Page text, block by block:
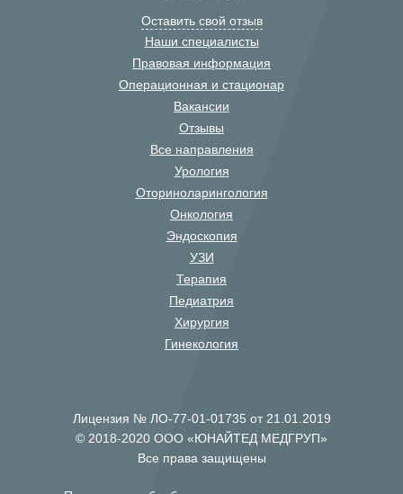
Оставить свой отзыв
Наши специалисты
Правовая информация
Операционная и стационар
Вакансии
Отзывы
Все направления
Урология
Оториноларингология
Онкология
Эндоскопия
УЗИ
Терапия
Педиатрия
Хирургия
Гинекология
Лицензия № ЛО-77-01-01735 от 21.01.2019
© 2018-2020 ООО «ЮНАЙТЕД МЕДГРУП»
Все права защищены